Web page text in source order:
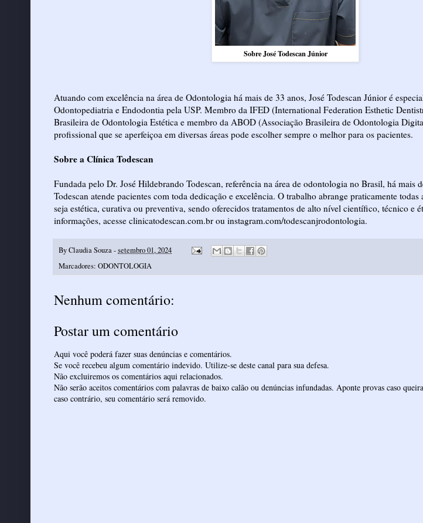
Sobre José Todescan Júnior
Atuando com excelência na área de Odontologia há mais de 33 anos, José Todescan Júnior é
Odontopediatria e Endodontia pela USP. Membro da IFED (International Federation Esthetic
Brasileira de Odontologia Estética e membro da ABOD (Associação Brasileira de Odontologia
profissional que se aperfeiçoa em diversas áreas pode escolher sempre o melhor para os pacientes.
Sobre a Clínica Todescan
Fundada pelo Dr. José Hildebrando Todescan, referência na área de odontologia no Brasil, há mais
Todescan atende pacientes com toda dedicação e excelência. O trabalho abrange praticamente todas
seja estética, curativa ou preventiva, sendo oferecidos tratamentos de alto nível científico, técnico e
informações, acesse clinicatodescan.com.br ou instagram.com/todescanjrodontologia.
ByClaudia Souza-setembro 01, 2024
Marcadores: ODONTOLOGIA
Nenhum comentário:
Postar um comentário
Aqui você poderá fazer suas denúncias e comentários.
Se você recebeu algum comentário indevido. Utilize-se deste canal para sua defesa.
Não excluiremos os comentários aqui relacionados.
Não serão aceitos comentários com palavras de baixo calão ou denúncias infundadas. Aponte provas caso
caso contrário, seu comentário será removido.